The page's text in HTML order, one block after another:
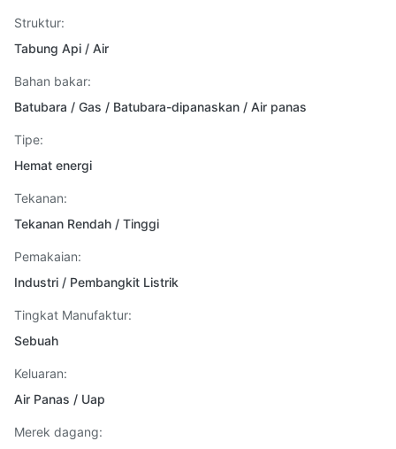
Struktur:
Tabung Api / Air
Bahan bakar:
Batubara / Gas / Batubara-dipanaskan / Air panas
Tipe:
Hemat energi
Tekanan:
Tekanan Rendah / Tinggi
Pemakaian:
Industri / Pembangkit Listrik
Tingkat Manufaktur:
Sebuah
Keluaran:
Air Panas / Uap
Merek dagang: